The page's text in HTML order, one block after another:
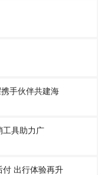
手伙伴共建海
工具助力广
付 出行体验再升